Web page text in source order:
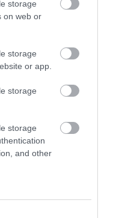
storage
on web or
storage
or app.
storage
storage
and other
azoknak szól,
értékelik